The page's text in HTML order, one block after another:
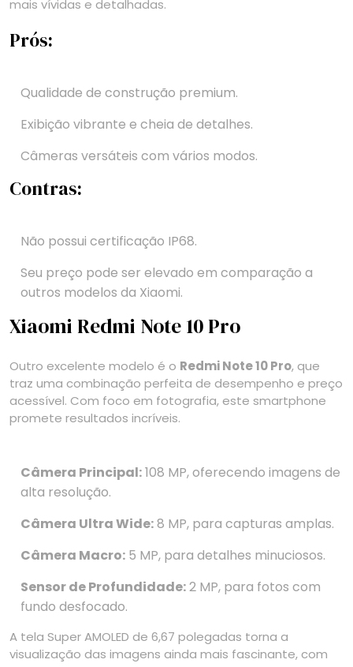
mais vívidas e detalhadas.
Prós:
Qualidade de construção premium.
Exibição vibrante e cheia de detalhes.
Câmeras versáteis com vários modos.
Contras:
Não possui certificação IP68.
Seu preço pode ser elevado em comparação a
outros modelos da Xiaomi.
Xiaomi Redmi Note 10 Pro
Outro excelente modelo é o Redmi Note 10 Pro, que
traz uma combinação perfeita de desempenho e preço
acessível. Com foco em fotografia, este smartphone
promete resultados incríveis.
Câmera Principal:108 MP, oferecendo imagens de
alta resolução.
Câmera Ultra Wide:8 MP, para capturas amplas.
Câmera Macro: 5 MP, para detalhes minuciosos.
Sensor de Profundidade:2 MP, para fotos com
fundo desfocado.
A tela Super AMOLED de 6,67 polegadas torna a
visualização das imagens ainda mais fascinante, com